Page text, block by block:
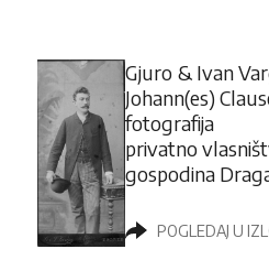
Gjuro & Ivan
Johann(es)
fotografija
privatno
gospodina
POGLEDAJ U